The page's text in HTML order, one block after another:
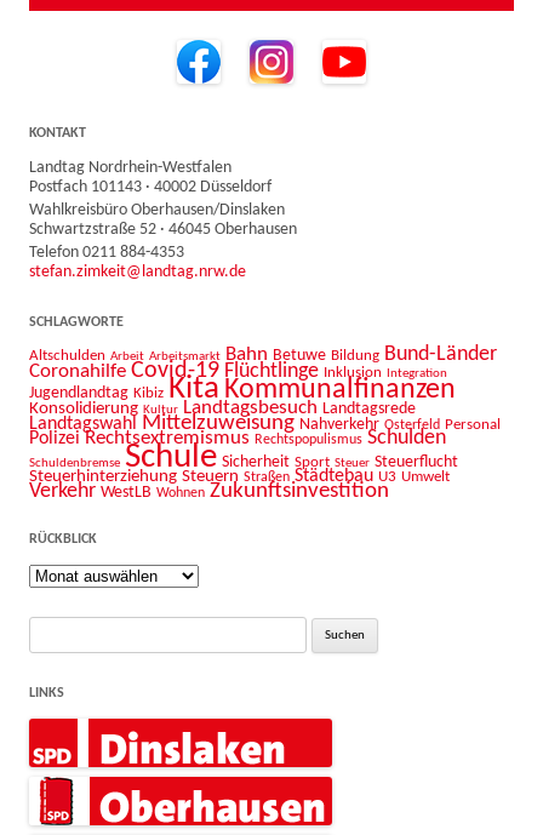
KONTAKT
Landtag Nordrhein-Westfalen
Postfach 101143 · 40002 Düsseldorf
Wahlkreisbüro Oberhausen/Dinslaken
Schwartzstraße 52 · 46045 Oberhausen
Telefon 0211 884-4353
stefan.zimkeit@landtag.nrw.de
SCHLAGWORTE
Altschulden Arbeit Arbeitsmarkt Bahn Betuwe Bildung Bund-Länder
Coronahilfe Covid-19 Flüchtlinge Inklusion Integration
Jugendlandtag Kibiz Kita Kommunalfinanzen
Konsolidierung Kultur Landtagsbesuch Landtagsrede
Landtagswahl Mittelzuweisung Nahverkehr Osterfeld Personal
Polizei Rechtsextremismus Rechtspopulismus Schulden
Schuldenbremse Schule Sicherheit Sport Steuer Steuerflucht
Steuerhinterziehung Steuern Straßen Städtebau U3 Umwelt
Verkehr WestLB Wohnen Zukunftsinvestition
RÜCKBLICK
Rückblick
Suche
LINKS